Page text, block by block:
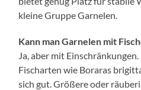
kleine Gruppe Garnelen.
Kann man Garnelen mit
Ja, aber mit
Fischarten wie Boraras
sich gut. Größere oder